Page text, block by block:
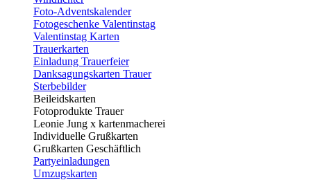
Foto-Adventskalender
Fotogeschenke Valentinstag
Valentinstag Karten
Trauerkarten
Einladung Trauerfeier
Danksagungskarten Trauer
Sterbebilder
Beileidskarten
Fotoprodukte Trauer
Leonie Jung x kartenmacherei
Individuelle Grußkarten
Grußkarten Geschäftlich
Partyeinladungen
Umzugskarten